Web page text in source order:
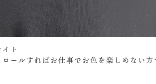
ト
ールすればお仕事でお色を楽しめない方